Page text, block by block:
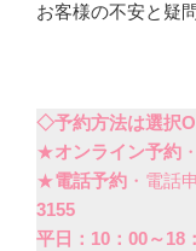
お客様の不安と疑
◇予約方法は選択
★オンライン予約
★電話予約 ・電話
3155
平日：10：00～18